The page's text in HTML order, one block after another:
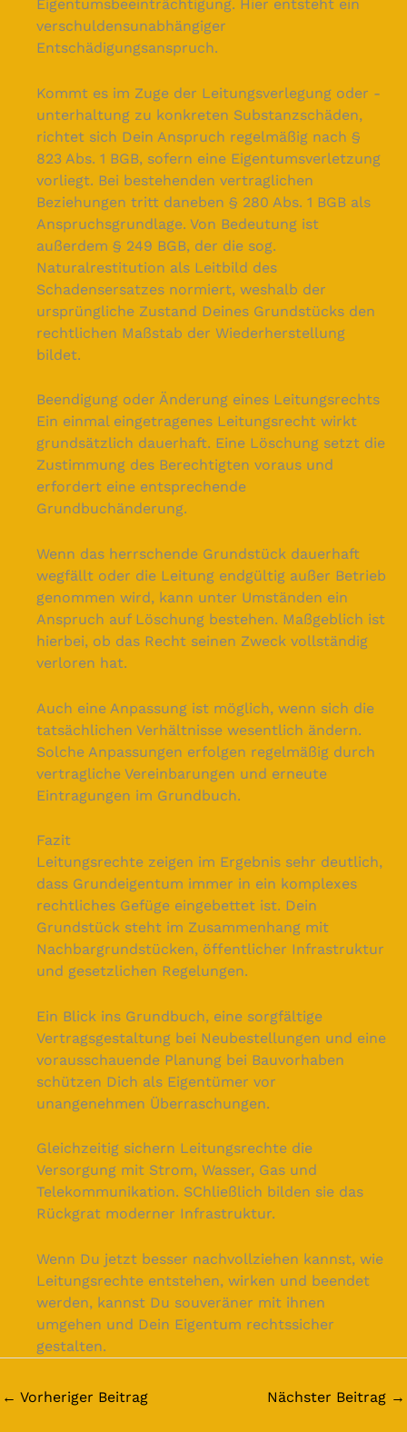
Eigentumsbeeinträchtigung. Hier entsteht ein
verschuldensunabhängiger
Entschädigungsanspruch.
Kommt es im Zuge der Leitungsverlegung oder -
unterhaltung zu konkreten Substanzschäden,
richtet sich Dein Anspruch regelmäßig nach §
823 Abs. 1 BGB, sofern eine Eigentumsverletzung
vorliegt. Bei bestehenden vertraglichen
Beziehungen tritt daneben § 280 Abs. 1 BGB als
Anspruchsgrundlage. Von Bedeutung ist
außerdem § 249 BGB, der die sog.
Naturalrestitution als Leitbild des
Schadensersatzes normiert, weshalb der
ursprüngliche Zustand Deines Grundstücks den
rechtlichen Maßstab der Wiederherstellung
bildet.
Beendigung oder Änderung eines Leitungsrechts
Ein einmal eingetragenes Leitungsrecht wirkt
grundsätzlich dauerhaft. Eine Löschung setzt die
Zustimmung des Berechtigten voraus und
erfordert eine entsprechende
Grundbuchänderung.
Wenn das herrschende Grundstück dauerhaft
wegfällt oder die Leitung endgültig außer Betrieb
genommen wird, kann unter Umständen ein
Anspruch auf Löschung bestehen. Maßgeblich ist
hierbei, ob das Recht seinen Zweck vollständig
verloren hat.
Auch eine Anpassung ist möglich, wenn sich die
tatsächlichen Verhältnisse wesentlich ändern.
Solche Anpassungen erfolgen regelmäßig durch
vertragliche Vereinbarungen und erneute
Eintragungen im Grundbuch.
Fazit
Leitungsrechte zeigen im Ergebnis sehr deutlich,
dass Grundeigentum immer in ein komplexes
rechtliches Gefüge eingebettet ist. Dein
Grundstück steht im Zusammenhang mit
Nachbargrundstücken, öffentlicher Infrastruktur
und gesetzlichen Regelungen.
Ein Blick ins Grundbuch, eine sorgfältige
Vertragsgestaltung bei Neubestellungen und eine
vorausschauende Planung bei Bauvorhaben
schützen Dich als Eigentümer vor
unangenehmen Überraschungen.
Gleichzeitig sichern Leitungsrechte die
Versorgung mit Strom, Wasser, Gas und
Telekommunikation. SChließlich bilden sie das
Rückgrat moderner Infrastruktur.
Wenn Du jetzt besser nachvollziehen kannst, wie
Leitungsrechte entstehen, wirken und beendet
werden, kannst Du souveräner mit ihnen
umgehen und Dein Eigentum rechtssicher
gestalten.
← Vorheriger Beitrag Nächster Beitrag →